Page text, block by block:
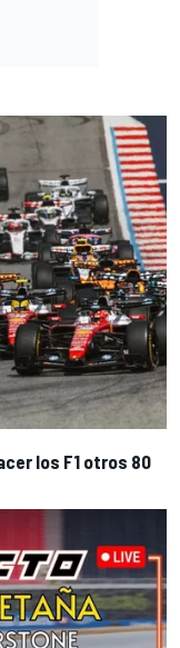
los F1 otros 80